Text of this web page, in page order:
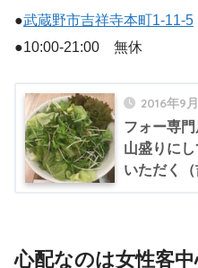
●武蔵野市吉祥寺本町1-11-5
●10:00-21:00 無休
2016年9
フォー専
山盛りに
いただく（
心配なのは女性客中